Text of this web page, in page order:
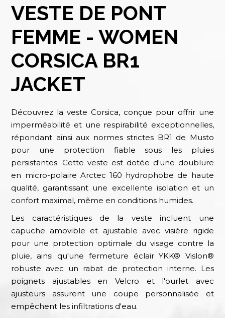
VESTE DE PONT
FEMME - WOMEN
CORSICA BR1
JACKET
Découvrez la veste Corsica, conçue pour offrir une
imperméabilité et une respirabilité exceptionnelles,
répondant ainsi aux normes strictes BR1 de Musto
pour une protection fiable sous les pluies
persistantes. Cette veste est dotée d'une doublure
en micro-polaire Arctec 160 hydrophobe de haute
qualité, garantissant une excellente isolation et un
confort maximal, même en conditions humides.
Les caractéristiques de la veste incluent une
capuche amovible et ajustable avec visière rigide
pour une protection optimale du visage contre la
pluie, ainsi qu'une fermeture éclair YKK® Vislon®
robuste avec un rabat de protection interne. Les
poignets ajustables en Velcro et l'ourlet avec
ajusteurs assurent une coupe personnalisée et
empêchent les infiltrations d'eau.